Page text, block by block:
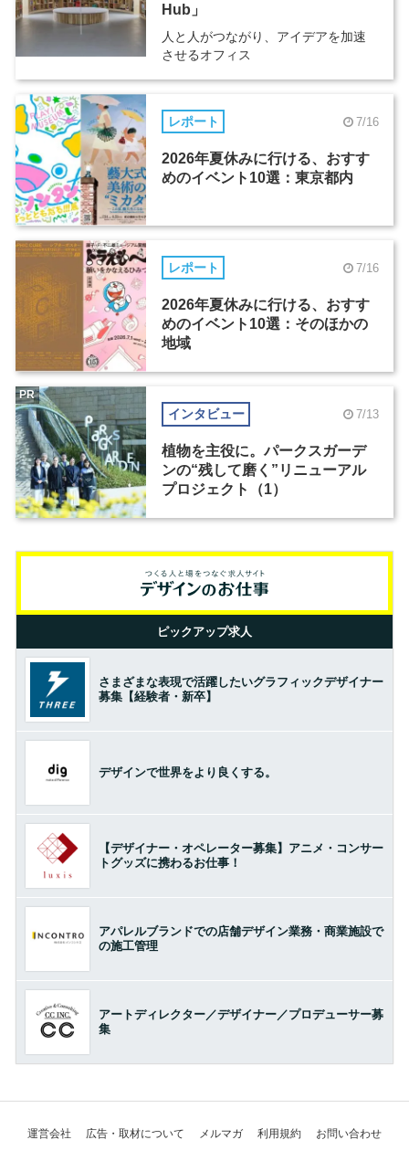
Hub」
人と人がつながり、アイデアを加速
させるオフィス
レポート 7/16
2026年夏休みに行ける、おすす
めのイベント10選：東京都内
レポート 7/16
2026年夏休みに行ける、おすす
めのイベント10選：そのほかの
地域
インタビュー 7/13
植物を主役に。パークスガーデ
ンの“残して磨く”リニューアル
プロジェクト（1）
PR
ピックアップ求人
さまざまな表現で活躍したいグラフィックデザイナー
募集【経験者・新卒】
デザインで世界をより良くする。
【デザイナー・オペレーター募集】アニメ・コンサー
トグッズに携わるお仕事！
アパレルブランドでの店舗デザイン業務・商業施設で
の施工管理
アートディレクター／デザイナー／プロデューサー募
集
運営会社 広告・取材について メルマガ 利用規約 お問い合わせ